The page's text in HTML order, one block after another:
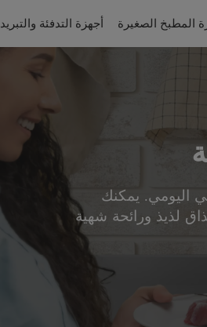
المطبخ الصغيرة أجهزة التدفئة والتبريد
اليومي. يمكنك
لذيذ ورائحة شهية